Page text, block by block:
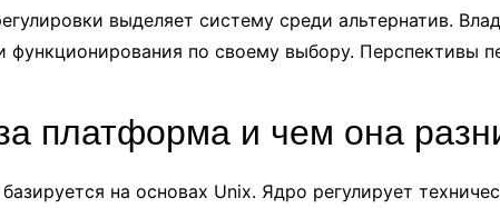
выделяет систему среди альтернатив.
функционирования по своему выбору. Перспективы
платформа и чем она
на основах Unix. Ядро регулирует